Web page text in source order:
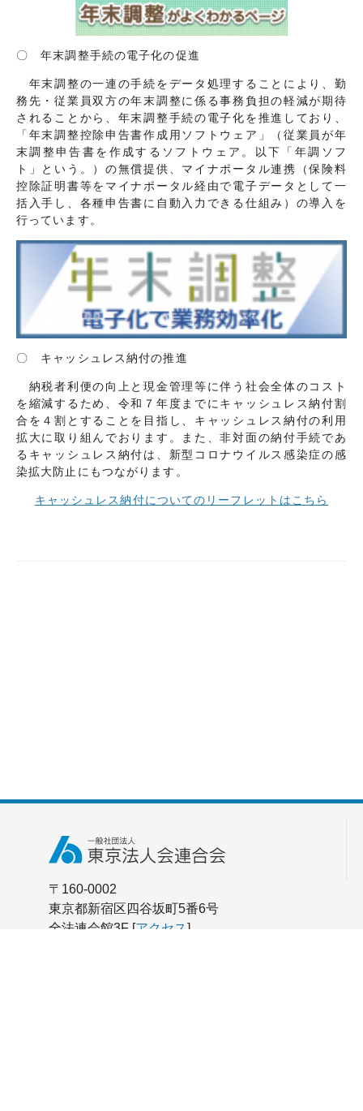
〇 年末調整手続の電子化の促進
年末調整の一連の手続をデータ処理することにより、勤
務先・従業員双方の年末調整に係る事務負担の軽減が期待
されることから、年末調整手続の電子化を推進しており、
「年末調整控除申告書作成用ソフトウェア」（従業員が年
末調整申告書を作成するソフトウェア。以下「年調ソフ
ト」という。）の無償提供、マイナポータル連携（保険料
控除証明書等をマイナポータル経由で電子データとして一
括入手し、各種申告書に自動入力できる仕組み）の導入を
行っています。
〇 キャッシュレス納付の推進
納税者利便の向上と現金管理等に伴う社会全体のコスト
を縮減するため、令和７年度までにキャッシュレス納付割
合を４割とすることを目指し、キャッシュレス納付の利用
拡大に取り組んでおります。また、非対面の納付手続であ
るキャッシュレス納付は、新型コロナウイルス感染症の感
染拡大防止にもつながります。
キャッシュレス納付についてのリーフレットはこちら
〒160-0002
東京都新宿区四谷坂町5番6号
全法連会館3F [アクセス ]